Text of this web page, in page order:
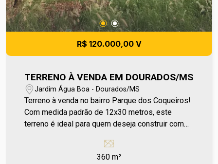
R$ 120.000,00 V
TERRENO À VENDA EM DOURADOS/MS
Jardim Água Boa - Dourados/MS
Terreno à venda no bairro Parque dos Coqueiros!
Com medida padrão de 12x30 metros, este
terreno é ideal para quem deseja construir com
Localizado no meio da quadra, oferece mais
tranquilidade e privacidade. Já murado,
360 m²